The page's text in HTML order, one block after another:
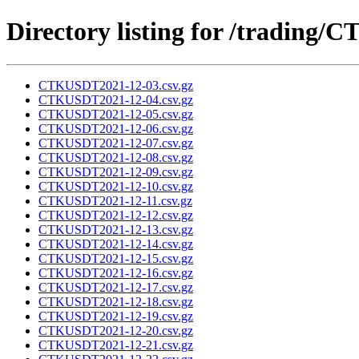
Directory listing for /trading/
CTKUSDT2021-12-03.csv.gz
CTKUSDT2021-12-04.csv.gz
CTKUSDT2021-12-05.csv.gz
CTKUSDT2021-12-06.csv.gz
CTKUSDT2021-12-07.csv.gz
CTKUSDT2021-12-08.csv.gz
CTKUSDT2021-12-09.csv.gz
CTKUSDT2021-12-10.csv.gz
CTKUSDT2021-12-11.csv.gz
CTKUSDT2021-12-12.csv.gz
CTKUSDT2021-12-13.csv.gz
CTKUSDT2021-12-14.csv.gz
CTKUSDT2021-12-15.csv.gz
CTKUSDT2021-12-16.csv.gz
CTKUSDT2021-12-17.csv.gz
CTKUSDT2021-12-18.csv.gz
CTKUSDT2021-12-19.csv.gz
CTKUSDT2021-12-20.csv.gz
CTKUSDT2021-12-21.csv.gz